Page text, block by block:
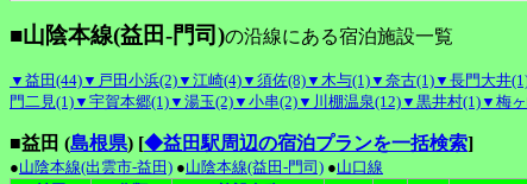
■山陰本線(益田-門司)の沿線にある宿泊施設一覧
▼益田(44)▼戸田小浜(2)▼江崎(4)▼須佐(8)▼木与(1)▼奈古(1)▼長門大井
門二見(1)▼宇賀本郷(1)▼湯玉(2)▼小串(2)▼川棚温泉(12)▼黒井村(1)▼梅
■益田 (島根県) [◆益田駅周辺の宿泊プランを一括検索]
●山陰本線(出雲市-益田) ●山陰本線(益田-門司) ●山口線